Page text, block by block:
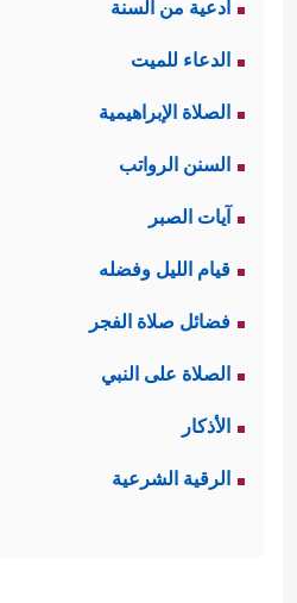
أدعية من السنة
الدعاء للميت
الصلاة الإبراهيمية
السنن الرواتب
آيات الصبر
قيام الليل وفضله
فضائل صلاة الفجر
الصلاة على النبي
الأذكار
الرقية الشرعية